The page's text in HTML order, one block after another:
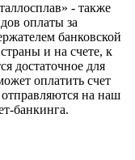
- также
оплаты за
банковской
и на счете, к
достаточное для
оплатить счет
на наш
банкинга.